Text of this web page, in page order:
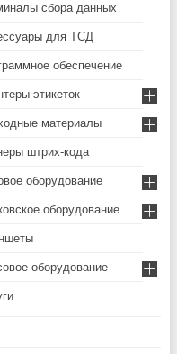
сбора данных
для ТСД
обеспечение
этикеток
материалы
штрих-кода
оборудование
оборудование
оборудование